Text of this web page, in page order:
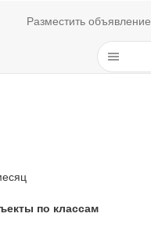
Разместить объявление
по классам